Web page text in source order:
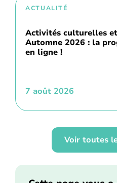
ACTUALITÉ
Activités culturelles
Automne 2026 : la
en ligne !
7 août 2026
Voir toutes